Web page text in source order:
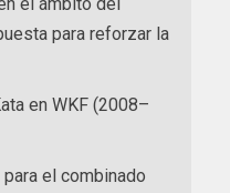
para reforzar la
en WKF (2008–
el combinado